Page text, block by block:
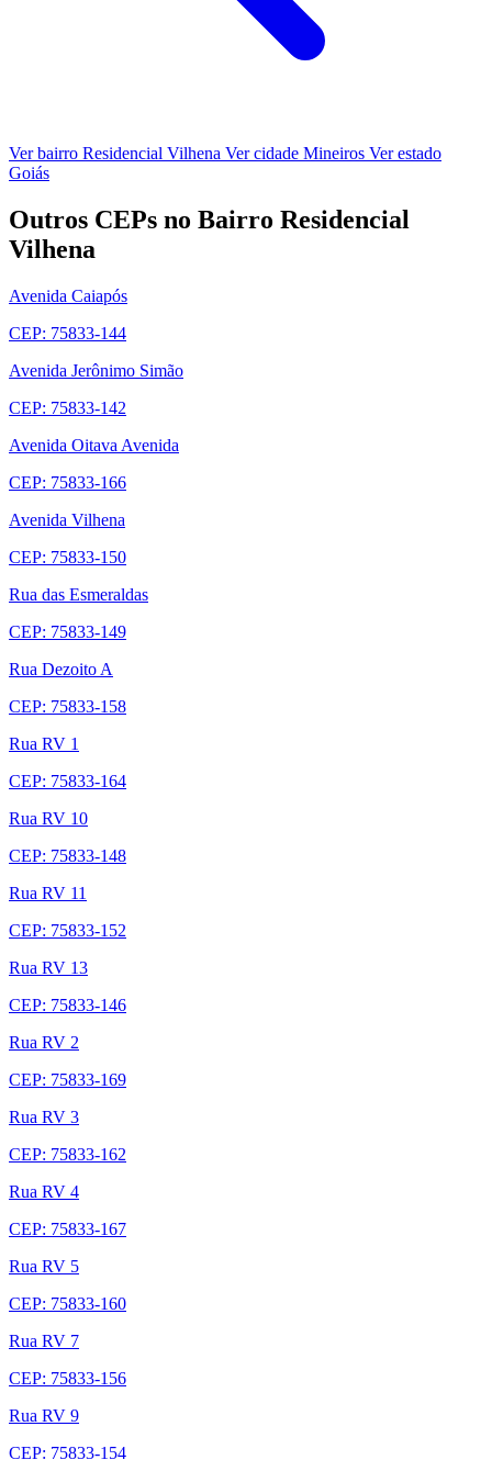
Ver bairro Residencial Vilhena Ver cidade Mineiros Ver estado
Goiás
Outros CEPs no Bairro Residencial
Vilhena
Avenida Caiapós
CEP: 75833-144
Avenida Jerônimo Simão
CEP: 75833-142
Avenida Oitava Avenida
CEP: 75833-166
Avenida Vilhena
CEP: 75833-150
Rua das Esmeraldas
CEP: 75833-149
Rua Dezoito A
CEP: 75833-158
Rua RV 1
CEP: 75833-164
Rua RV 10
CEP: 75833-148
Rua RV 11
CEP: 75833-152
Rua RV 13
CEP: 75833-146
Rua RV 2
CEP: 75833-169
Rua RV 3
CEP: 75833-162
Rua RV 4
CEP: 75833-167
Rua RV 5
CEP: 75833-160
Rua RV 7
CEP: 75833-156
Rua RV 9
CEP: 75833-154